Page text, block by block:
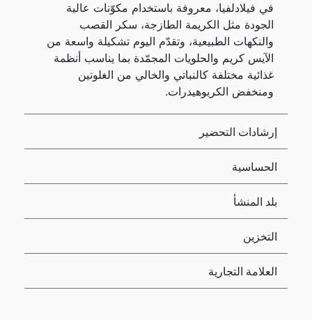
في فيلادلفيا، معروفة باستخدام مكوّنات عالية
الجودة مثل الكريمة الطازجة، سكر القصب
والنكهات الطبيعية، وتقدّم اليوم تشكيلة واسعة من
الآيس كريم والحلويات المجمّدة بما يناسب أنظمة
غذائية مختلفة كالنباتي والخالي من الغلوتين
ومنخفض الكربوهيدرات.
إرشادات التحضير
الحساسية
بلد المنشأ
التخزين
العلامة التجارية